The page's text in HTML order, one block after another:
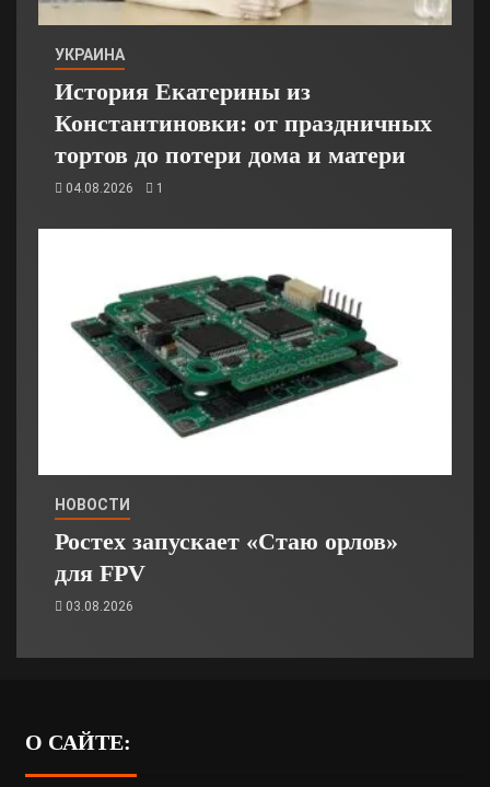
УКРАИНА
История Екатерины из
Константиновки: от праздничных
тортов до потери дома и матери
04.08.2026 1
НОВОСТИ
Ростех запускает «Стаю орлов»
для FPV
03.08.2026
О САЙТЕ: